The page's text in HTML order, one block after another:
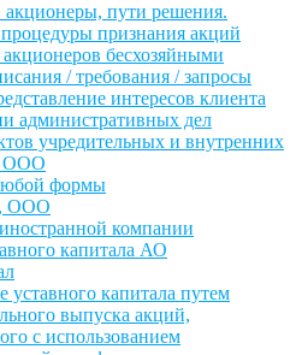
акционеры, пути решения.
признания акций
бесхозяйными
/ требования / запросы
интересов клиента
административных дел
учредительных и внутренних
ООО
формы
ООО
компании
капитала АО
уставного капитала путем
выпуска акций,
с использованием